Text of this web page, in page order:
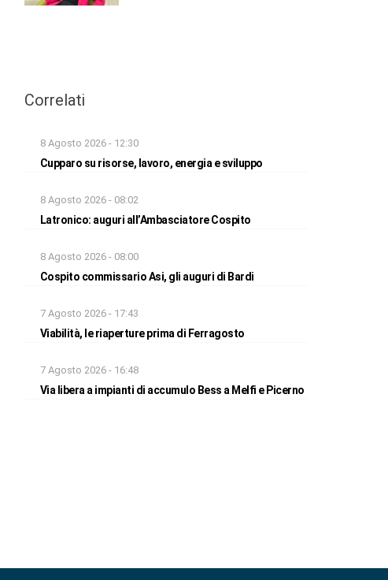
Correlati
8 Agosto 2026 - 12:30
Cupparo su risorse, lavoro, energia e sviluppo
8 Agosto 2026 - 08:02
Latronico: auguri all’Ambasciatore Cospito
8 Agosto 2026 - 08:00
Cospito commissario Asi, gli auguri di Bardi
7 Agosto 2026 - 17:43
Viabilità, le riaperture prima di Ferragosto
7 Agosto 2026 - 16:48
Via libera a impianti di accumulo Bess a Melfi e Picerno